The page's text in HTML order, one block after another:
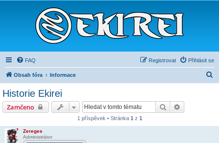
FAQ Přihlásit se
Registrovat
Obsah fóra Informace
Historie Ekirei
Zamčeno Hledat
1 příspěvek • Stránka 1 z 1
Zereges
Administrátor